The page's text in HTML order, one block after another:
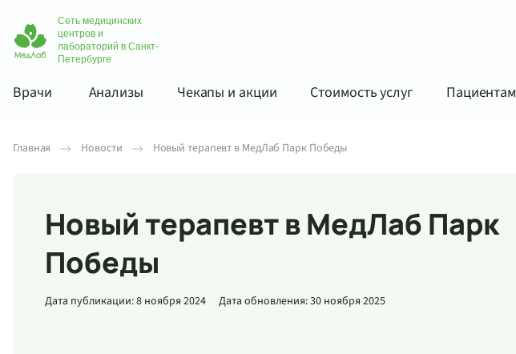
Сеть медицинских
центров и
лабораторий в Санкт-
Петербурге
Врачи Анализы Чекапы и акции Стоимость услуг Пациентам
Главная Новости Новый терапевт в МедЛаб Парк Победы
Новый терапевт в МедЛаб Парк
Победы
Дата публикации: 8 ноября 2024 Дата обновления: 30 ноября 2025